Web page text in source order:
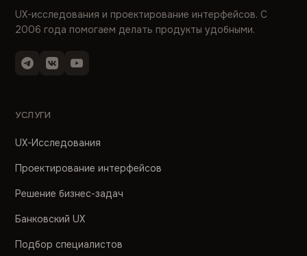
UX-исследования и проектирование интерфейсов. С
2006 года помогаем делать продукты удобными.
УСЛУГИ
UX-Исследования
Проектирование интерфейсов
Решение бизнес-задач
Банковский UX
Подбор специалистов